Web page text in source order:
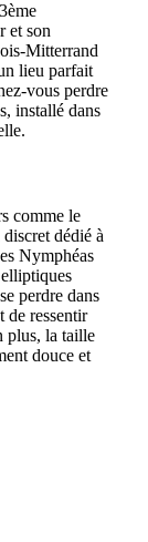
et son
Mitterrand
lieu parfait
vous perdre
installé dans
comme le
dédié à
Nymphéas
perdre dans
de ressentir
plus, la taille
douce et